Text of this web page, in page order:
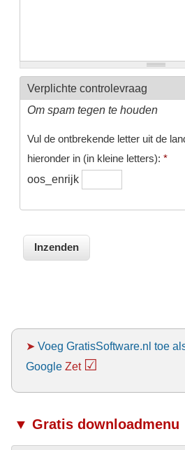
Verplichte controlevraag
Om spam tegen te houden
Vul de ontbrekende letter uit de
hieronder in (in kleine letters): *
oos_enrijk
➤ Voeg GratisSoftware.nl toe
Google Zet ☑
▼ Gratis downloadmenu